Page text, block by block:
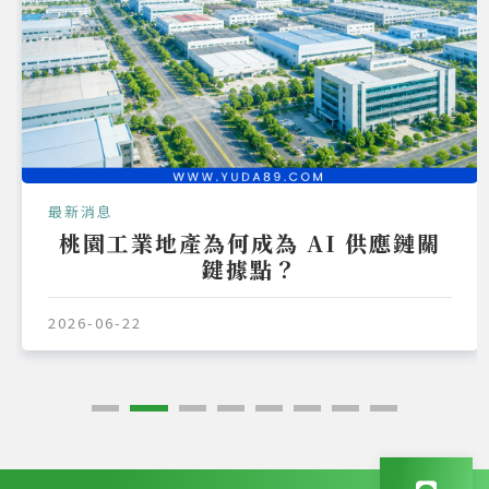
最新消息
桃園工業地產為何成為 AI 供應鏈關
鍵據點？
2026-06-22